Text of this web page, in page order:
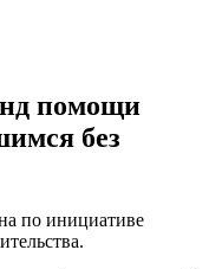
помощи
без
по инициативе